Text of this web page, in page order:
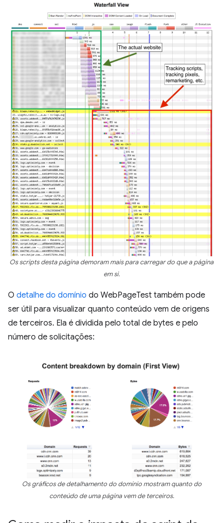
Os scripts desta página demoram mais para carregar do que a página
em si.
O detalhe do domínio do WebPageTest também pode
ser útil para visualizar quanto conteúdo vem de origens
de terceiros. Ela é dividida pelo total de bytes e pelo
número de solicitações:
Os gráficos de detalhamento do domínio mostram quanto do
conteúdo de uma página vem de terceiros.